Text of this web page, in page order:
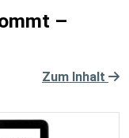
–
Zum Inhalt